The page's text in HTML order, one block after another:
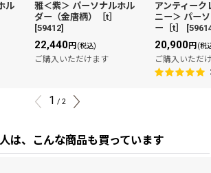
ル
雅＜紫＞ パーソナルホル
ダー（金唐柄）［t］
[59412]
22,440円 (税込)
ご購入いただけます
アンティーク
ニー＞ パー
ー［t］
[
20,900円 (税
ご購入いただ
1 / 2
は、こんな商品も買っています